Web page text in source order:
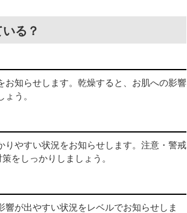
る？
知らせします。乾燥すると、お肌への影響
う。
やすい状況をお知らせします。注意・警戒
をしっかりしましょう。
が出やすい状況をレベルでお知らせしま